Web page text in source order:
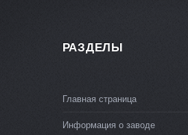
РАЗДЕЛЫ
Главная страница
Информация о заводе